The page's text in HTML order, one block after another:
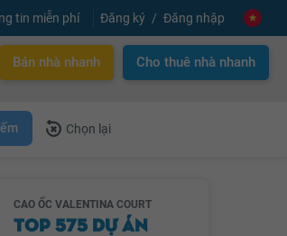
tin miễn phí Đăng ký Đăng nhập
Bán nhà nhanh Cho thuê nhà nhanh
Chọn lại
CAO ỐC VALENTINA COURT
TOP 575 DỰ ÁN